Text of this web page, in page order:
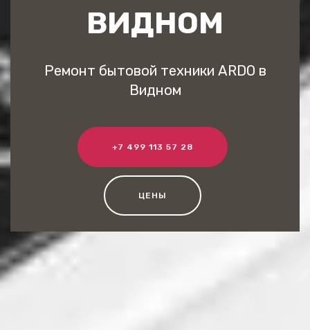
ВИДНОМ
Ремонт бытовой техники ARDO в
Видном
+7 499 113 57 28
ЦЕНЫ